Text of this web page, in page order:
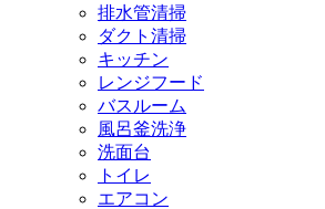
排水管清掃
ダクト清掃
キッチン
レンジフード
バスルーム
風呂釜洗浄
洗面台
トイレ
エアコン